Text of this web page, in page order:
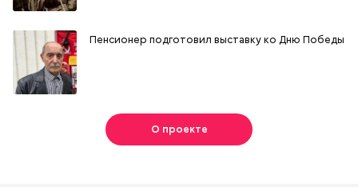
Пенсионер подготовил выставку ко Дню Победы
О проекте